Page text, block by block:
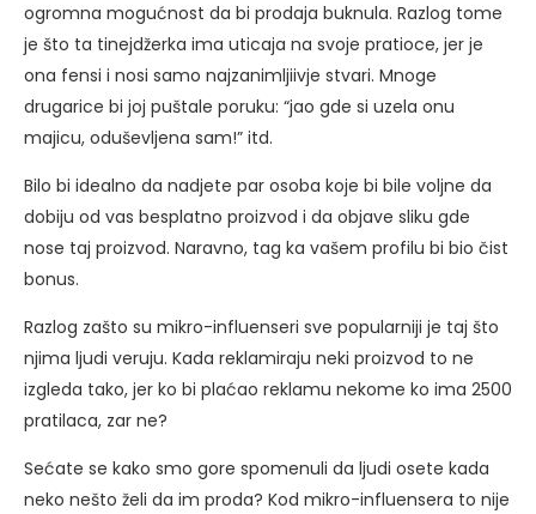
ogromna mogućnost da bi prodaja buknula. Razlog tome
je što ta tinejdžerka ima uticaja na svoje pratioce, jer je
ona fensi i nosi samo najzanimljiivje stvari. Mnoge
drugarice bi joj puštale poruku: “jao gde si uzela onu
majicu, oduševljena sam!” itd.
Bilo bi idealno da nadjete par osoba koje bi bile voljne da
dobiju od vas besplatno proizvod i da objave sliku gde
nose taj proizvod. Naravno, tag ka vašem profilu bi bio čist
bonus.
Razlog zašto su mikro-influenseri sve popularniji je taj što
njima ljudi veruju. Kada reklamiraju neki proizvod to ne
izgleda tako, jer ko bi plaćao reklamu nekome ko ima 2500
pratilaca, zar ne?
Sećate se kako smo gore spomenuli da ljudi osete kada
neko nešto želi da im proda? Kod mikro-influensera to nije